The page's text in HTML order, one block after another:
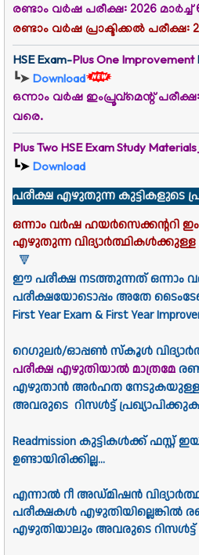
രണ്ടാം വർഷ പരീക്ഷ: 2026
രണ്ടാം വർഷ പ്രാക്ടിക്കൽ
HSE Exam-Plus One Improvement
┗➤ Download
ഒന്നാം വർഷ ഇംപ്രൂവ്മെന്റ്
വരെ.
Plus Two HSE Exam Study
┗➤ Download
പരീക്ഷ എഴുതുന്ന കുട്ടികളുടെ
ഒന്നാം വർഷ ഹയർസെക്കന്ററി
എഴുതുന്ന വിദ്യാർത്ഥികൾക്കുള്ള
🔻
ഈ പരീക്ഷ നടത്തുന്നത് ഒന്നാം
പരീക്ഷയോടൊപ്പം അതേ
First Year Exam & First Year
റെഗുലർ/ഓപ്പൺ സ്കൂൾ
പരീക്ഷ എഴുതിയാൽ മാത്രമേ
എഴുതാൻ അർഹത
അവരുടെ റിസൾട്ട്
Readmission കുട്ടികൾക്ക് ഫസ്റ്റ്
ഉണ്ടായിരിക്കില്ല...
എന്നാൽ റീ അഡ്മിഷൻ
പരീക്ഷകൾ എഴുതിയില്ലെങ്കിൽ
എഴുതിയാലും അവരുടെ റിസൾട്ട്